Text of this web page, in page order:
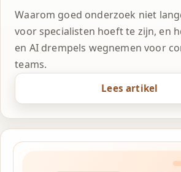
Waarom goed onderzoek niet
voor specialisten hoeft te zijn, en
en AI drempels wegnemen voor
teams.
Lees artikel